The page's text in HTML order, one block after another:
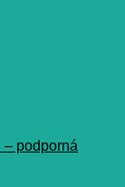
– podporná